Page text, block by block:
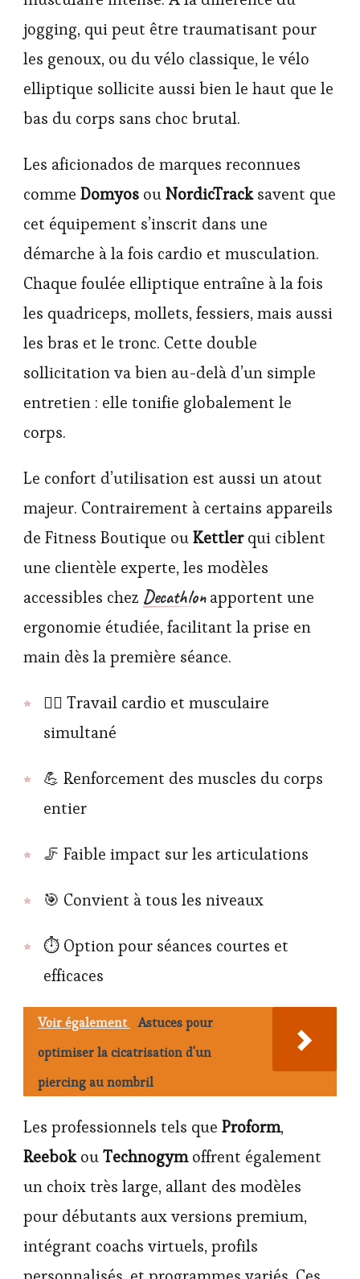
jogging, qui peut être traumatisant pour
les genoux, ou du vélo classique, le vélo
elliptique sollicite aussi bien le haut que le
bas du corps sans choc brutal.
Les aficionados de marques reconnues
comme Domyos ouNordicTracksavent que
cet équipement s’inscrit dans une
démarche à la fois cardio et musculation.
Chaque foulée elliptique entraîne à la fois
les quadriceps, mollets, fessiers, mais aussi
les bras et le tronc. Cette double
sollicitation va bien au-delà d’un simple
entretien : elle tonifie globalement le
corps.
Le confort d’utilisation est aussi un atout
majeur. Contrairement à certains appareils
de Fitness Boutique ouKettlerqui ciblent
une clientèle experte, les modèles
accessibles chez Decathlonapportent une
ergonomie étudiée, facilitant la prise en
main dès la première séance.
🚴‍♂️ Travail cardio et musculaire
simultané
💪 Renforcement des muscles du corps
entier
🦵 Faible impact sur les articulations
🎯 Convient à tous les niveaux
⏱ Option pour séances courtes et
efficaces
Voir également
Astuces pour
optimiser la cicatrisation d'un
piercing au nombril
Les professionnels tels que Proform,
ReebokouTechnogymoffrent également
un choix très large, allant des modèles
pour débutants aux versions premium,
intégrant coachs virtuels, profils